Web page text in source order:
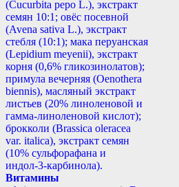
(Cucurbita реро L.), экстракт
семян 10:1; овёс посевной
(Avena sativa L.), экстракт
стебля (10:1); мака перуанская
(Lepidium meyenii), экстракт
корня (0,6% гликозинолатов);
примула вечерняя (Oenothera
biennis), масляный экстракт
листьев (20% линоленовой и
гамма-линоленовой кислот);
брокколи (Brassica oleracea
var. italica), экстракт семян
(10% сульфорафана и
индол-3-карбинола).
Витамины